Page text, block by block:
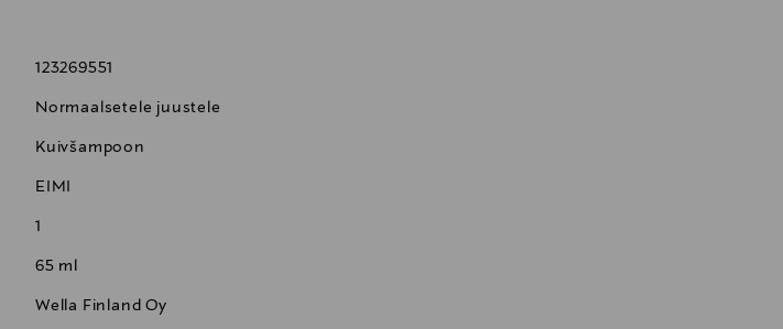
123269551
Normaalsetele juustele
Kuivšampoon
EIMI
1
65 ml
Wella Finland Oy